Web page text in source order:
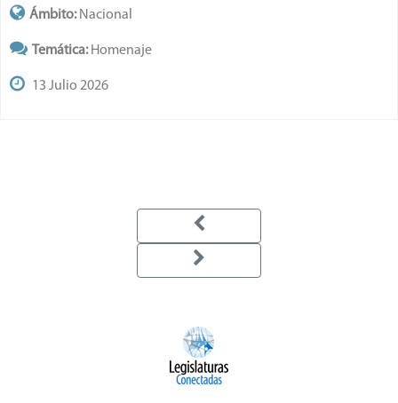
Ámbito: Nacional
Temática: Homenaje
13 Julio 2026